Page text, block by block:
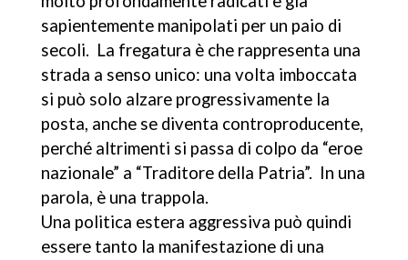
sapientemente manipolati per un paio di
secoli. La fregatura è che rappresenta una
strada a senso unico: una volta imboccata
si può solo alzare progressivamente la
posta, anche se diventa controproducente,
perché altrimenti si passa di colpo da “eroe
nazionale” a “Traditore della Patria”. In una
parola, è una trappola.
Una politica estera aggressiva può quindi
essere tanto la manifestazione di una